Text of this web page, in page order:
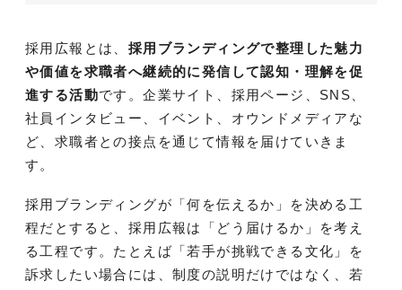
採用広報とは、 採用ブランディングで整理した魅力
や価値を求職者へ継続的に発信して認知・理解を促
進する活動です。企業サイト、採用ページ、SNS、
社員インタビュー、イベント、オウンドメディアな
ど、求職者との接点を通じて情報を届けていきま
す。
採用ブランディングが「何を伝えるか」を決める工
程だとすると、採用広報は「どう届けるか」を考え
る工程です。たとえば「若手が挑戦できる文化」を
訴求したい場合には、制度の説明だけではなく、若